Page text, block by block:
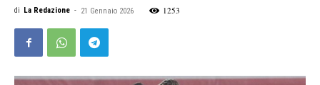
di La Redazione - 21 Gennaio 2026 1253